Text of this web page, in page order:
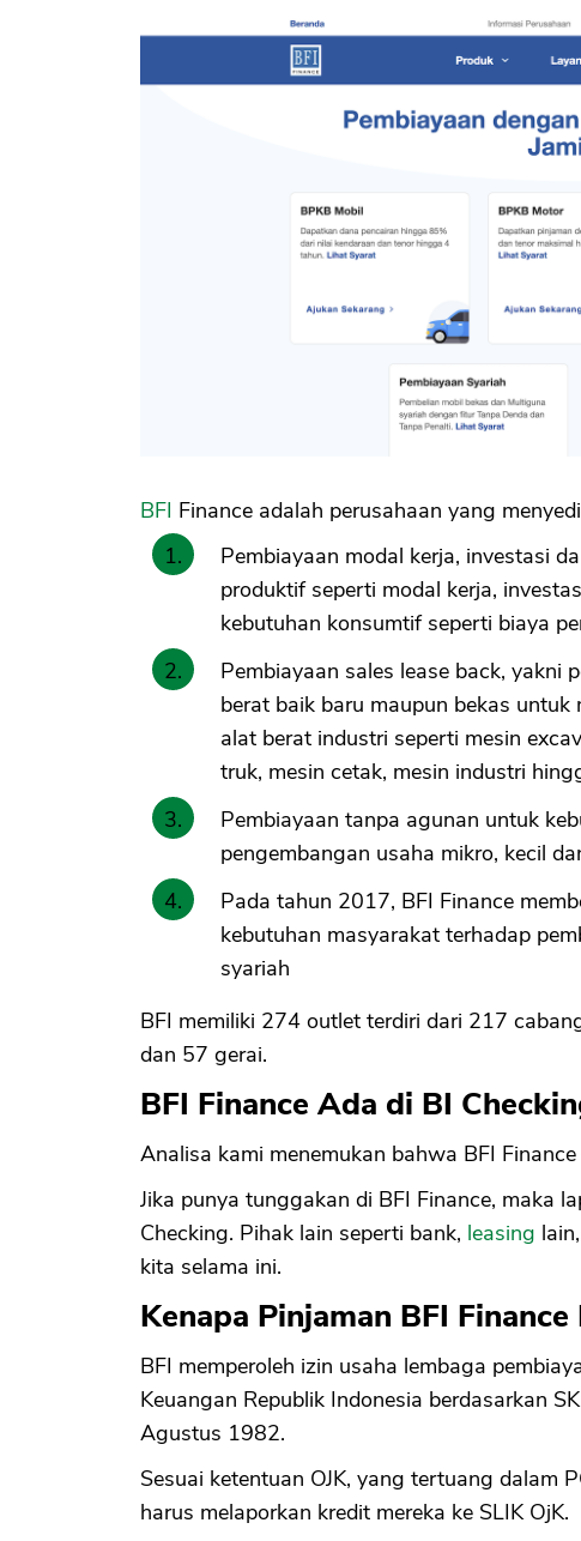
BFI Finance adalah perusahaan yang
Pembiayaan modal kerja, investasi
produktif seperti modal kerja,
kebutuhan konsumtif seperti biaya
Pembiayaan sales lease back, yakni
berat baik baru maupun bekas
alat berat industri seperti mesin
truk, mesin cetak, mesin industri
Pembiayaan tanpa agunan untuk
pengembangan usaha mikro, kecil
Pada tahun 2017, BFI Finance
kebutuhan masyarakat terhadap
syariah
BFI memiliki 274 outlet terdiri dari 217
dan 57 gerai.
BFI Finance Ada di BI
Analisa kami menemukan bahwa BFI
Jika punya tunggakan di BFI Finance, maka
Checking. Pihak lain seperti bank, leasing
kita selama ini.
Kenapa Pinjaman BFI
BFI memperoleh izin usaha lembaga
Keuangan Republik Indonesia berdasarkan
Agustus 1982.
Sesuai ketentuan OJK, yang tertuang dalam
harus melaporkan kredit mereka ke SLIK OjK.